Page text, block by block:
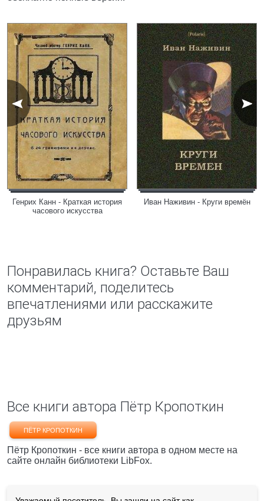
Генрих Канн - Краткая история
часового искусства
Иван Наживин - Круги времён
Понравилась книга? Оставьте Ваш
комментарий, поделитесь
впечатлениями или расскажите
друзьям
Все книги автора Пётр Кропоткин
ПЁТР КРОПОТКИН
Пётр Кропоткин - все книги автора в одном месте на
сайте онлайн библиотеки LibFox.